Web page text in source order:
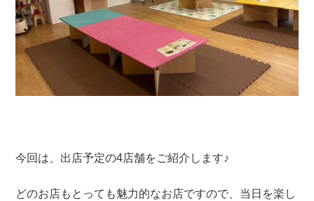
今回は、出店予定の4店舗をご紹介します♪
どのお店もとっても魅力的なお店ですので、当日を楽し